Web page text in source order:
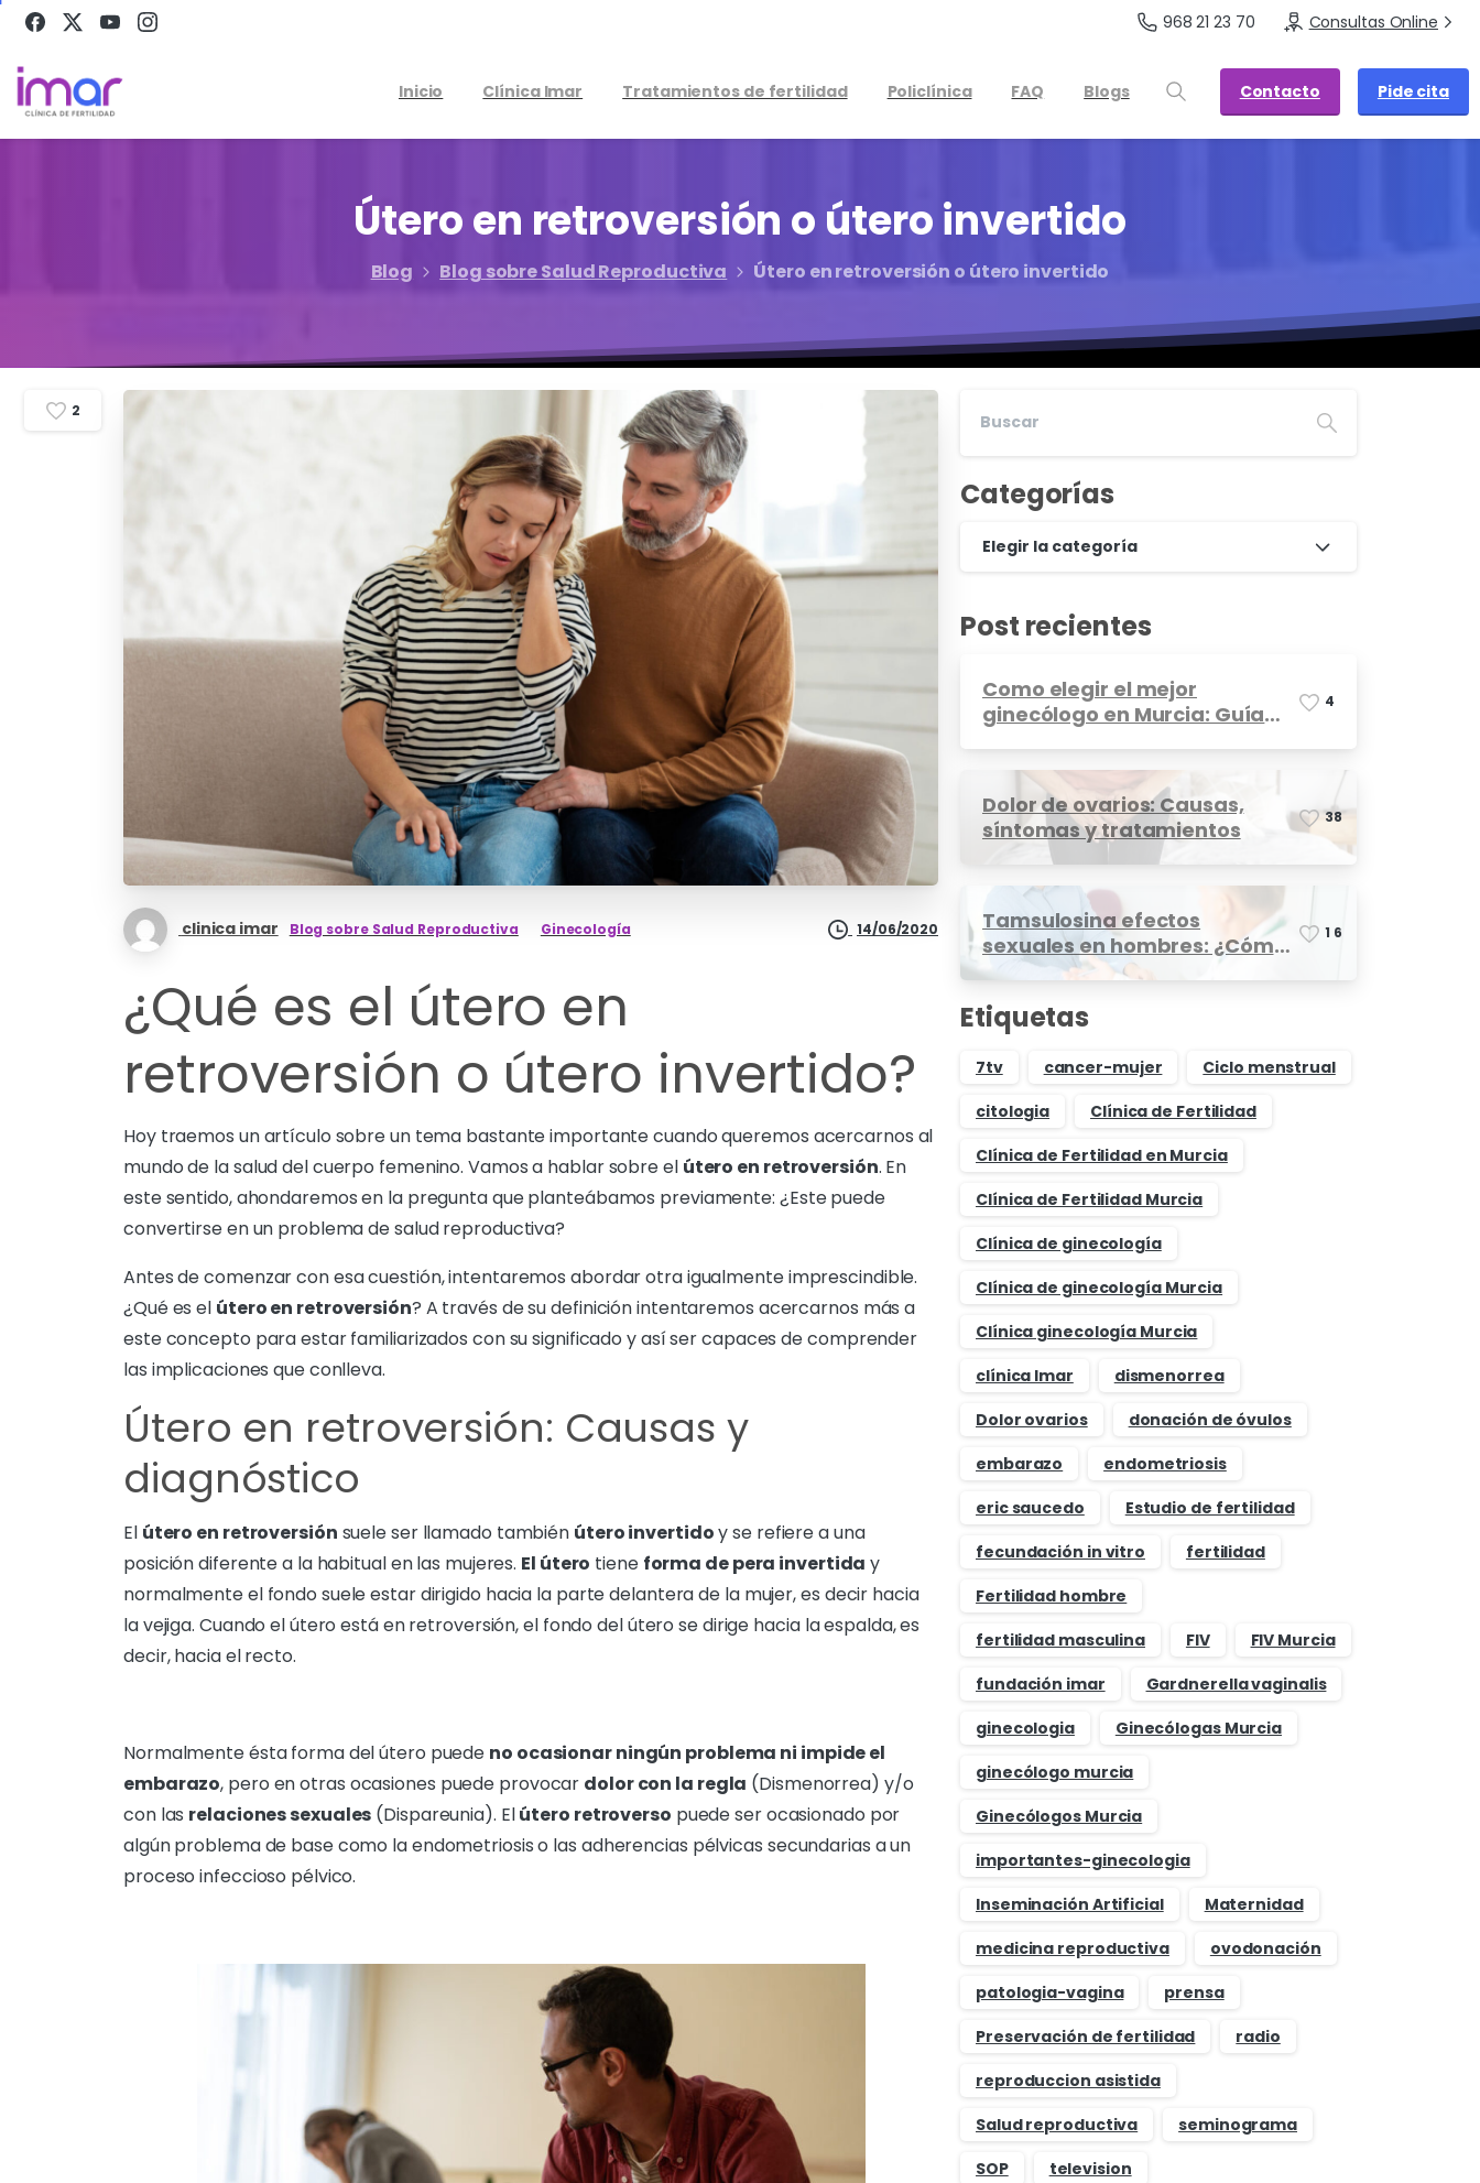
968 21 23 70 Consultas Online
Inicio Clínica Imar Tratamientos de fertilidad Policlínica FAQ Blogs Contacto Pide cita
Úteroen retroversión o úteroinvertido
Blog Blog sobre Salud Reproductiva Útero en retroversión o útero invertido
clinica imar Blog sobre Salud Reproductiva Ginecología 14/06/2020
¿Qué es el útero en
retroversión o útero invertido?
Hoy traemos un artículo sobre un tema bastante importante cuando queremos acercarnos al
mundo de la salud del cuerpo femenino. Vamos a hablar sobre el útero en retroversión. En
este sentido, ahondaremos en la pregunta que planteábamos previamente: ¿Este puede
convertirse en un problema de salud reproductiva?
Antes de comenzar con esa cuestión, intentaremos abordar otra igualmente imprescindible.
¿Qué es el útero en retroversión? A través de su definición intentaremos acercarnos más a
este concepto para estar familiarizados con su significado y así ser capaces de comprender
las implicaciones que conlleva.
Útero en retroversión: Causas y
diagnóstico
El útero en retroversión suele ser llamado también útero invertidoy se refiere a una
posición diferente a la habitual en las mujeres. El útero tiene forma de pera invertida y
normalmente el fondo suele estar dirigido hacia la parte delantera de la mujer, es decir hacia
la vejiga. Cuando el útero está en retroversión, el fondo del útero se dirige hacia la espalda, es
decir, hacia el recto.
Normalmente ésta forma del útero puede no ocasionar ningún problema ni impide el
embarazo, pero en otras ocasiones puede provocar dolor con la regla (Dismenorrea) y/o
con las relaciones sexuales (Dispareunia). Elútero retroverso puede ser ocasionado por
algún problema de base como la endometriosis o las adherencias pélvicas secundarias a un
proceso infeccioso pélvico.
2
Categorías
Elegir la categoría
Post recientes
Como elegir el mejor
ginecólogo en Murcia: Guía
4
Dolor de ovarios: Causas,
síntomas y tratamientos
38
Tamsulosina efectos
sexuales en hombres: ¿Cómo
afecta?
1 6
Etiquetas
7tv cancer-mujer
Ciclo menstrual
citologia
Clínica de Fertilidad
Clínica de Fertilidad en Murcia
Clínica de Fertilidad Murcia
Clínica de ginecología
Clínica de ginecología Murcia
Clínica ginecología Murcia
clínica Imar
dismenorrea
Dolor ovarios
donación de óvulos
embarazo
endometriosis
eric saucedo
Estudio de fertilidad
fecundación in vitro
fertilidad
Fertilidad hombre
fertilidad masculina
FIV
FIV Murcia
fundación imar
Gardnerella vaginalis
ginecologia
Ginecólogas Murcia
ginecólogo murcia
Ginecólogos Murcia
importantes-ginecologia
Inseminación Artificial
Maternidad
medicina reproductiva
ovodonación
patologia-vagina
prensa
Preservación de fertilidad
radio
reproduccion asistida
Salud reproductiva
seminograma
SOP
television